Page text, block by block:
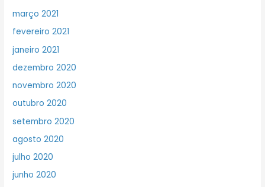
março 2021
fevereiro 2021
janeiro 2021
dezembro 2020
novembro 2020
outubro 2020
setembro 2020
agosto 2020
julho 2020
junho 2020